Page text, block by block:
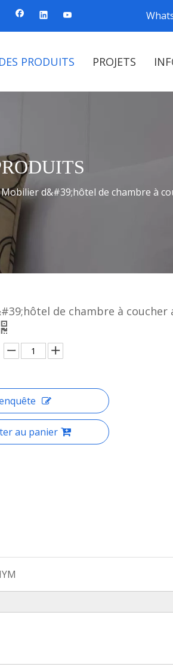
DES PRODUITS PROJETS
Mobilier d&#39;hôtel de chambre à
de chambre à coucher
au panier